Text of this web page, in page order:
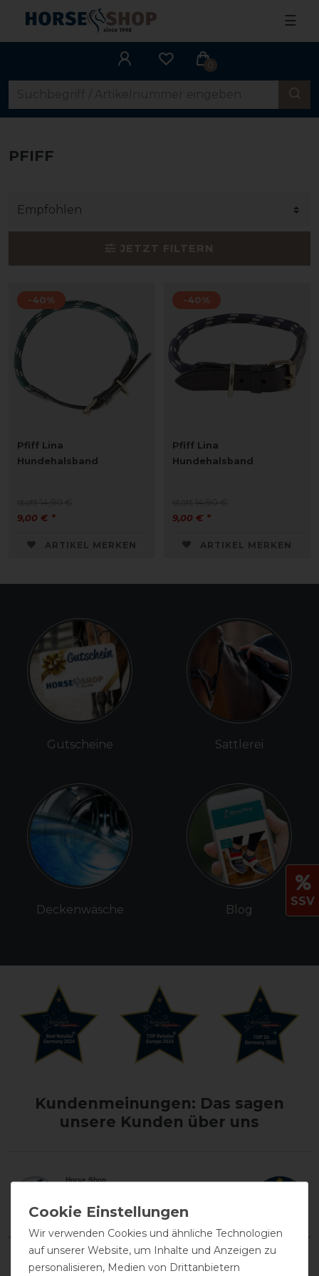
☰
0
PFIFF
JETZT FILTERN
-40%
Pfiff Lina
Hundehalsband
9,00 € *
ARTIKEL MERKEN
-40%
Pfiff Lina
Hundehalsband
9,00 € *
ARTIKEL MERKEN
Gutscheine
Deckenwäsche
Sattlerei
Blog
Kundenmeinungen: Das sagen
unsere Kunden über uns
SSV
Wir verwenden Cookies und ähnliche Technologien
auf unserer Website, um Inhalte und Anzeigen zu
personalisieren, Medien von Drittanbietern